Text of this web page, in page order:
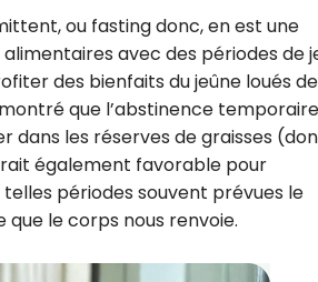
ou fasting donc, en est une
avec des périodes de
des bienfaits du jeûne loués
que l’abstinence
dans les réserves de graisses
également favorable pour
périodes souvent prévues le
le corps nous renvoie.
Recevez gratuitement
recettes inédites de
!
Ainsi que la newsletter
CROQ.